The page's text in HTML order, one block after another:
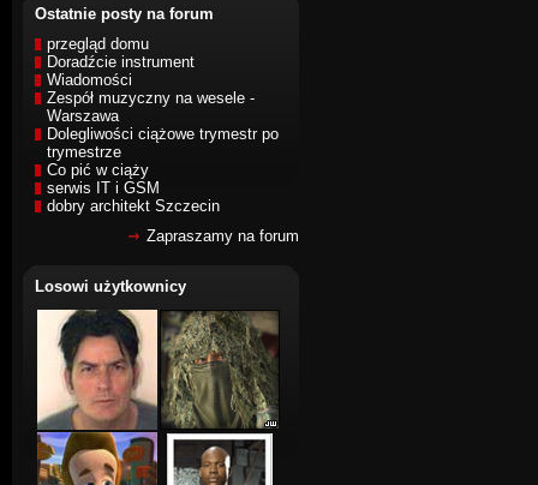
Ostatnie posty na forum
przegląd domu
Doradźcie instrument
Wiadomości
Zespół muzyczny na wesele -
Warszawa
Dolegliwości ciążowe trymestr po
trymestrze
Co pić w ciąży
serwis IT i GSM
dobry architekt Szczecin
Zapraszamy na forum
Losowi użytkownicy